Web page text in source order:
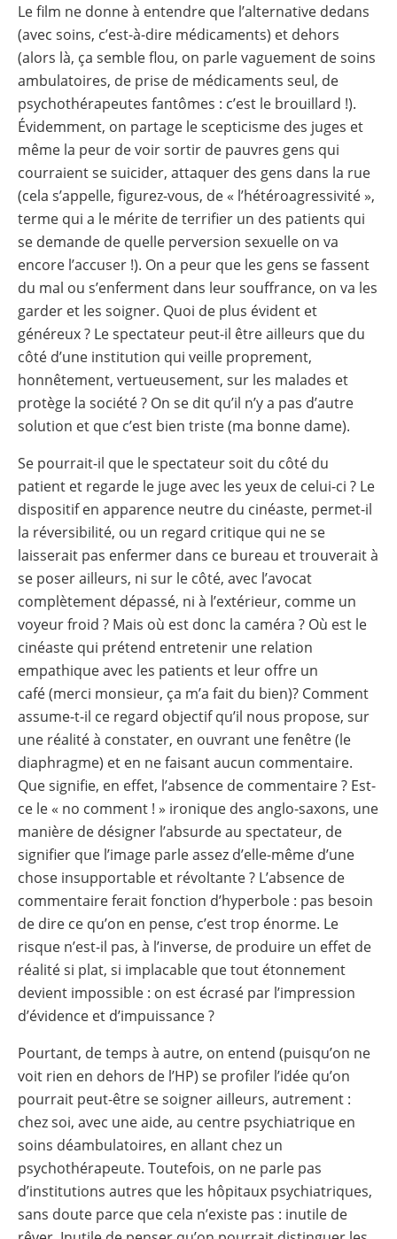
Le film ne donne à entendre que l’alternative dedans
(avec soins, c’est-à-dire médicaments) et dehors
(alors là, ça semble flou, on parle vaguement de soins
ambulatoires, de prise de médicaments seul, de
psychothérapeutes fantômes : c’est le brouillard !).
Évidemment, on partage le scepticisme des juges et
même la peur de voir sortir de pauvres gens qui
courraient se suicider, attaquer des gens dans la rue
(cela s’appelle, figurez-vous, de « l’hétéroagressivité »,
terme qui a le mérite de terrifier un des patients qui
se demande de quelle perversion sexuelle on va
encore l’accuser !). On a peur que les gens se fassent
du mal ou s’enferment dans leur souffrance, on va les
garder et les soigner. Quoi de plus évident et
généreux ? Le spectateur peut-il être ailleurs que du
côté d’une institution qui veille proprement,
honnêtement, vertueusement, sur les malades et
protège la société ? On se dit qu’il n’y a pas d’autre
solution et que c’est bien triste (ma bonne dame).
Se pourrait-il que le spectateur soit du côté du
patient et regarde le juge avec les yeux de celui-ci ? Le
dispositif en apparence neutre du cinéaste, permet-il
la réversibilité, ou un regard critique qui ne se
laisserait pas enfermer dans ce bureau et trouverait à
se poser ailleurs, ni sur le côté, avec l’avocat
complètement dépassé, ni à l’extérieur, comme un
voyeur froid ? Mais où est donc la caméra ? Où est le
cinéaste qui prétend entretenir une relation
empathique avec les patients et leur offre un
café (merci monsieur, ça m’a fait du bien)? Comment
assume-t-il ce regard objectif qu’il nous propose, sur
une réalité à constater, en ouvrant une fenêtre (le
diaphragme) et en ne faisant aucun commentaire.
Que signifie, en effet, l’absence de commentaire ? Est-
ce le « no comment ! » ironique des anglo-saxons, une
manière de désigner l’absurde au spectateur, de
signifier que l’image parle assez d’elle-même d’une
chose insupportable et révoltante ? L’absence de
commentaire ferait fonction d’hyperbole : pas besoin
de dire ce qu’on en pense, c’est trop énorme. Le
risque n’est-il pas, à l’inverse, de produire un effet de
réalité si plat, si implacable que tout étonnement
devient impossible : on est écrasé par l’impression
d’évidence et d’impuissance ?
Pourtant, de temps à autre, on entend (puisqu’on ne
voit rien en dehors de l’HP) se profiler l’idée qu’on
pourrait peut-être se soigner ailleurs, autrement :
chez soi, avec une aide, au centre psychiatrique en
soins déambulatoires, en allant chez un
psychothérapeute. Toutefois, on ne parle pas
d’institutions autres que les hôpitaux psychiatriques,
sans doute parce que cela n’existe pas : inutile de